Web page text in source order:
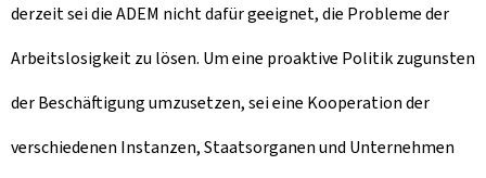
derzeit sei die ADEM nicht dafür geeignet, die Probleme der
Arbeitslosigkeit zu lösen. Um eine proaktive Politik zugunsten
der Beschäftigung umzusetzen, sei eine Kooperation der
verschiedenen Instanzen, Staatsorganen und Unternehmen